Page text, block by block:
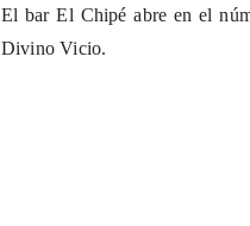
El bar El Chipé abre en el
Divino Vicio.